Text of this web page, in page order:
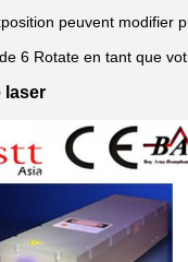
peuvent modifier
6 Rotate en tant que
laser